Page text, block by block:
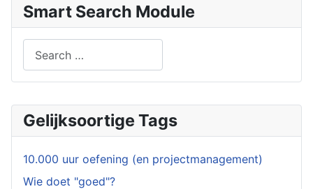
Gelijksoortige Tags
10.000 uur oefening (en projectmanagement)
Wie doet "goed"?
Smart Search Module
Type 2 or more characters for results.